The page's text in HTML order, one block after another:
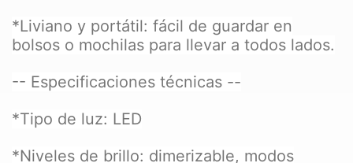
*Liviano y portátil: fácil de guardar en
bolsos o mochilas para llevar a todos lados.
-- Especificaciones técnicas --
*Tipo de luz: LED
*Niveles de brillo: dimerizable, modos